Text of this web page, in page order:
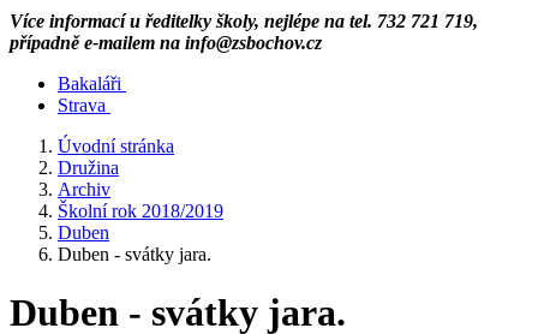
Více informací u ředitelky školy, nejlépe na tel. 732 721 719,
případně e-mailem na info@zsbochov.cz
Bakaláři
Strava
Úvodní stránka
Družina
Archiv
Školní rok 2018/2019
Duben
Duben - svátky jara.
Duben - svátky jara.